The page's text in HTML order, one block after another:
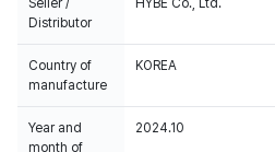
Seller /
Distributor
HYBE Co., Ltd.
Country of
manufacture
KOREA
Year and
month of
2024.10